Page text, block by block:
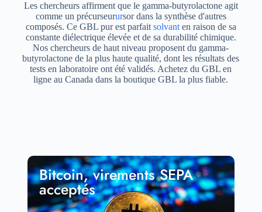
Les chercheurs affirment que le gamma-butyrolactone agit
comme un précurseurursor dans la synthèse d'autres
composés. Ce GBL pur est parfait solvanten raison de sa
constante diélectrique élevée et de sa durabilité chimique.
Nos chercheurs de haut niveau proposent du gamma-
butyrolactone de la plus haute qualité, dont les résultats des
tests en laboratoire ont été validés. Achetez du GBL en
ligne au Canada dans la boutique GBL la plus fiable.
Bitcoin, virements SEPA
acceptés